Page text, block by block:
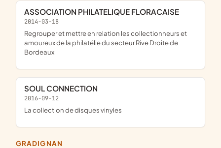
ASSOCIATION PHILATELIQUE FLORACAISE
2014-03-18
regrouper et mettre en relation les collectionneurs et
amoureux de la philatélie du secteur Rive Droite de
Bordeaux
SOUL CONNECTION
2016-09-12
la collection de disques vinyles
GRADIGNAN